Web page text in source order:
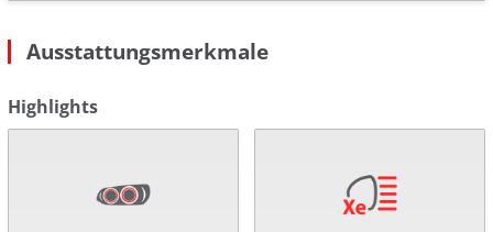
Ausstattungsmerkmale
Highlights